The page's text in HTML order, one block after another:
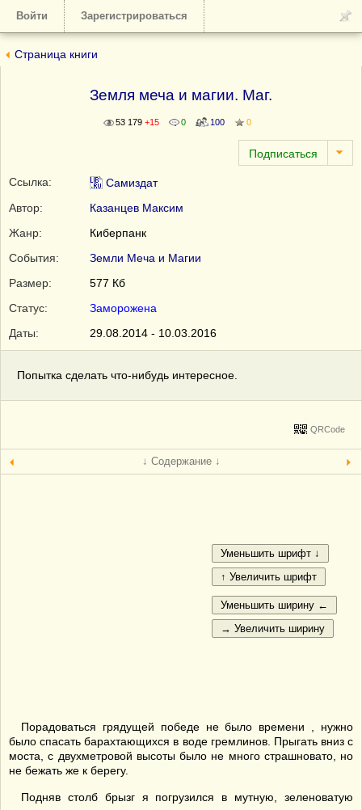
Войти Зарегистрироваться
Страница книги
Земля меча и магии. Маг.
53 179 +15 0 100 0
Ссылка:
Самиздат
Автор:
Казанцев Максим
Жанр:
Киберпанк
События:
Земли Меча и Магии
Размер:
577 Кб
Статус:
Заморожена
Даты:
29.08.2014 - 10.03.2016
Попытка сделать что-нибудь интересное.
QRCode
↓ Содержание ↓
Порадоваться грядущей победе не было времени , нужно
было спасать барахтающихся в воде гремлинов. Прыгать вниз с
моста, с двухметровой высоты было не много страшновато, но
не бежать же к берегу.
Подняв столб брызг я погрузился в мутную, зеленоватую